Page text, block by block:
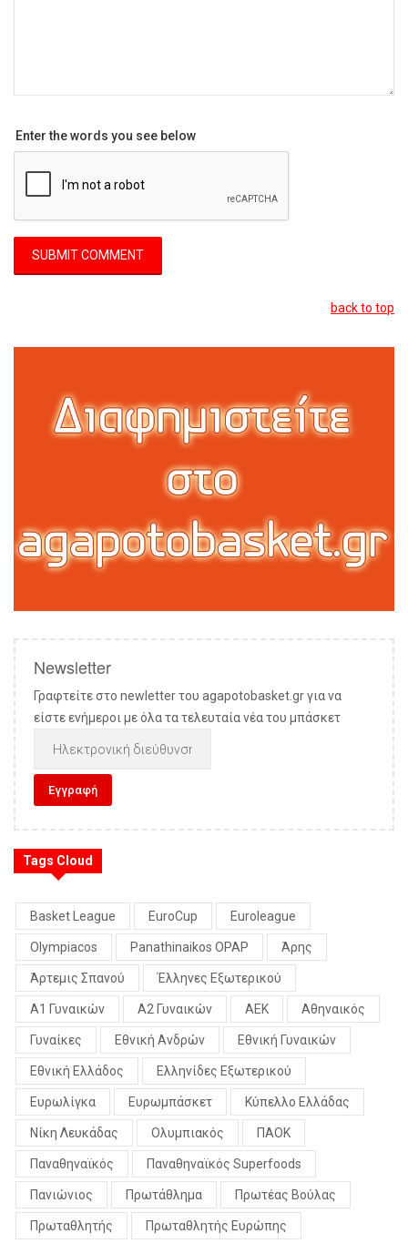
Enter the words you see below
back to top
Newsletter
Γραφτείτε στο newletter του agapotobasket.gr για να
είστε ενήμεροι με όλα τα τελευταία νέα του μπάσκετ
Tags Cloud
Basket League EuroCup Euroleague
Olympiacos Panathinaikos OPAP Άρης
Άρτεμις Σπανού Έλληνες Εξωτερικού
Α1 Γυναικών Α2 Γυναικών ΑΕΚ Αθηναικός
Γυναίκες Εθνική Ανδρών Εθνική Γυναικών
Εθνική Ελλάδος Ελληνίδες Εξωτερικού
Ευρωλίγκα Ευρωμπάσκετ Κύπελλο Ελλάδας
Νίκη Λευκάδας Ολυμπιακός ΠΑΟΚ
Παναθηναϊκός Παναθηναϊκός Superfoods
Πανιώνιος Πρωτάθλημα Πρωτέας Βούλας
Πρωταθλητής Πρωταθλητής Ευρώπης